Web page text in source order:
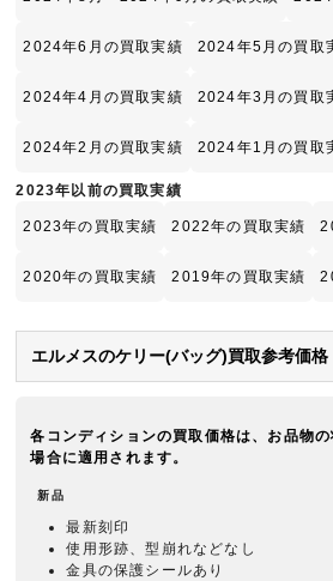
2024年6月の買取実績 2024年5月の買取
2024年4月の買取実績 2024年3月の買取
2024年2月の買取実績 2024年1月の買取
2023年以前の買取実績
2023年の買取実績 2022年の買取実績
2020年の買取実績 2019年の買取実績
エルメスのケリー(バッグ)買取参考価格
各コンディションの買取価格は、お品物
場合に適用されます。
新品
最新刻印
使用形跡、型崩れなどなし
金具の保護シールあり